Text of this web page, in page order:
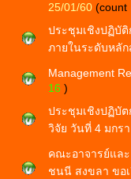
25/01/60 (count
ประชุมเชิงปฏิบั
ภายในระดับหลั
Management
16 )
ประชุมเชิงปฏิบัต
วิจัย วันที่ 4 มกร
คณะอาจารย์แล
ชนนี สงขลา ขอ